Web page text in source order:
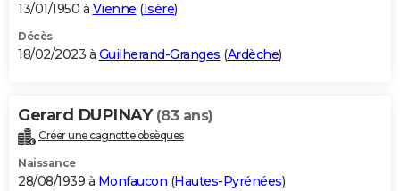
13/01/1950 à Vienne (Isère)
Décès
18/02/2023 à Guilherand-Granges (Ardèche)
Gerard DUPINAY (83 ans)
Créer une cagnotte obsèques
Naissance
28/08/1939 à Monfaucon (Hautes-Pyrénées)